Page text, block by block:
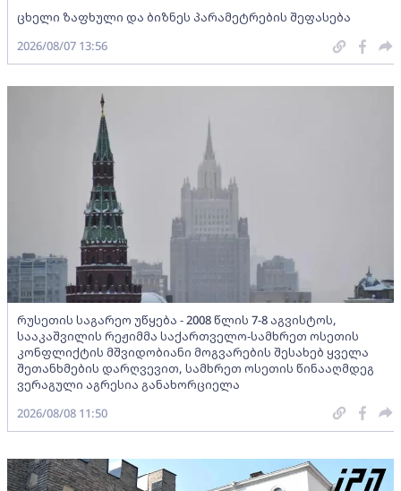
ცხელი ზაფხული და ბიზნეს პარამეტრების შეფასება
2026/08/07 13:56
რუსეთის საგარეო უწყება - 2008 წლის 7-8 აგვისტოს,
სააკაშვილის რეჟიმმა საქართველო-სამხრეთ ოსეთის
კონფლიქტის მშვიდობიანი მოგვარების შესახებ ყველა
შეთანხმების დარღვევით, სამხრეთ ოსეთის წინააღმდეგ
ვერაგული აგრესია განახორციელა
2026/08/08 11:50